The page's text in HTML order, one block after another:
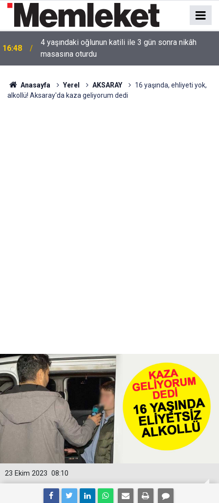
16:48
4 yaşındaki oğlunun katili ile 3 gün sonra nikâh
masasına oturdu
Mahallede korku dolu anlar: Gaz hattı delindi
Anasayfa Yerel AKSARAY
16 yaşında, ehliyeti yok,
alkollü! Aksaray'da kaza geliyorum dedi
08:10
23 Ekim 2023